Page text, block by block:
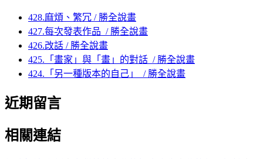
428.麻煩、繁冗 / 勝全說畫
427.每次發表作品 / 勝全說畫
426.改話 / 勝全說畫
425.「畫家」與「畫」的對話 / 勝全說畫
424.「另一種版本的自己」 / 勝全說畫
近期留言
相關連結